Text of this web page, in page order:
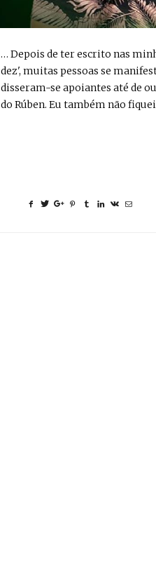
… Depois de ter escrito nas
dez', muitas pessoas se
disseram-se apoiantes até de
do Rúben. Eu também não